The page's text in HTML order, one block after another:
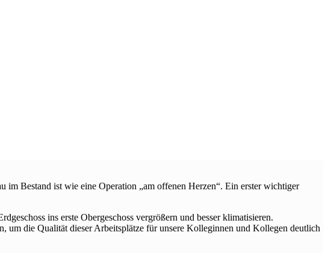
Bestand ist wie eine Operation „am offenen Herzen“. Ein erster wichtiger
ins erste Obergeschoss vergrößern und besser klimatisieren.
um die Qualität dieser Arbeitsplätze für unsere Kolleginnen und Kollegen deutlich